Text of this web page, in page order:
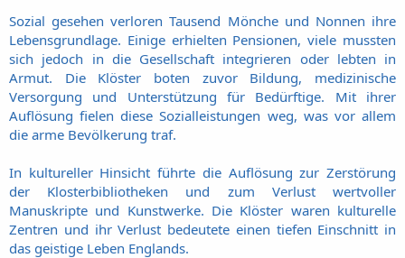
Sozial gesehen verloren Tausend Mönche und Nonnen ihre
Lebensgrundlage. Einige erhielten Pensionen, viele mussten
sich jedoch in die Gesellschaft integrieren oder lebten in
Armut. Die Klöster boten zuvor Bildung, medizinische
Versorgung und Unterstützung für Bedürftige. Mit ihrer
Auflösung fielen diese Sozialleistungen weg, was vor allem
die arme Bevölkerung traf.
In kultureller Hinsicht führte die Auflösung zur Zerstörung
der Klosterbibliotheken und zum Verlust wertvoller
Manuskripte und Kunstwerke. Die Klöster waren kulturelle
Zentren und ihr Verlust bedeutete einen tiefen Einschnitt in
das geistige Leben Englands.